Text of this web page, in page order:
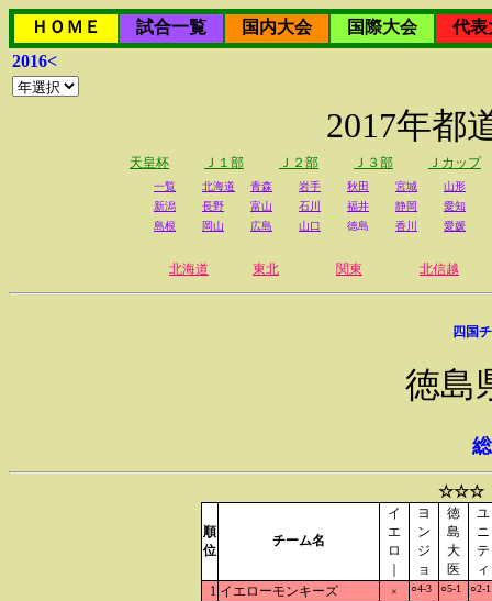
ＨＯＭＥ 試合一覧 国内大会 国際大会
代表
2016<
2017年都
天皇杯 Ｊ１部 Ｊ２部 Ｊ３部 Ｊカップ
一覧 北海道 青森 岩手 秋田 宮城
山形
新潟
長野 富山 石川 福井 静岡
愛知
島根
岡山 広島 山口 徳島 香川 愛媛
北海道 東北 関東 北信越
四国
徳島
☆☆☆
順
位
チーム名
イ
エ
ロ
ヨ
ン
ジ
ョ
徳
島
大
医
ユ
ニ
テ
ィ
1 イエローモンキーズ × ○4-3 ○5-1 ○2-1